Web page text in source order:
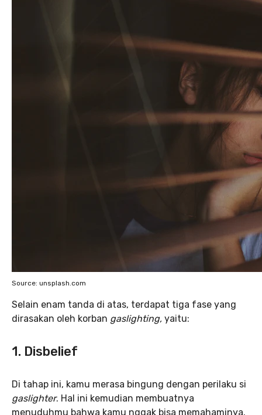
Source: unsplash.com
Selain enam tanda di atas, terdapat tiga fase yang
dirasakan oleh korban gaslighting, yaitu:
1. Disbelief
Di tahap ini, kamu merasa bingung dengan perilaku si
gaslighter. Hal ini kemudian membuatnya
menuduhmu bahwa kamu nggak bisa memahaminya.